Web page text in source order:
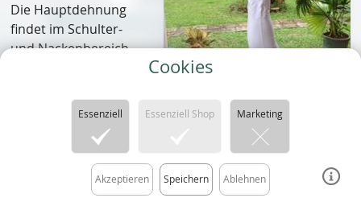
Die Hauptdehnung
findet im Schulter-
und Nackenbereich
Körperliche Wirkung
Kinn wird auf die
Kehle gepresst,
Cookies
Essenziell Essenziell Shop Marketing
Akzeptieren Speichern Ablehnen